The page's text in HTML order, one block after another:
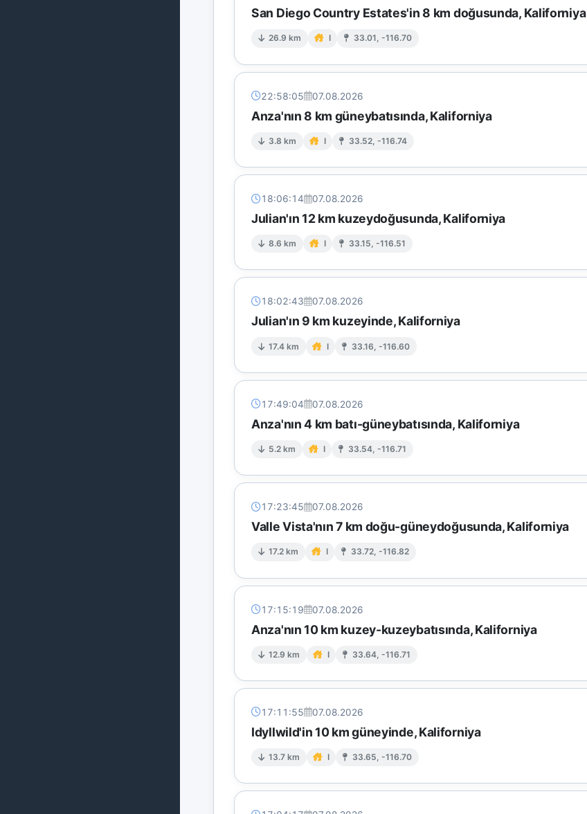
San Diego Country Estates'in 8 km doğusunda, Kaliforniya
26.9 km I 33.01, -116.70
22:58:05 07.08.2026
Anza'nın 8 km güneybatısında, Kaliforniya
3.8 km I 33.52, -116.74
18:06:14 07.08.2026
Julian'ın 12 km kuzeydoğusunda, Kaliforniya
8.6 km I 33.15, -116.51
18:02:43 07.08.2026
Julian'ın 9 km kuzeyinde, Kaliforniya
17.4 km I 33.16, -116.60
17:49:04 07.08.2026
Anza'nın 4 km batı-güneybatısında, Kaliforniya
5.2 km I 33.54, -116.71
17:23:45 07.08.2026
Valle Vista'nın 7 km doğu-güneydoğusunda, Kaliforniya
17.2 km I 33.72, -116.82
17:15:19 07.08.2026
Anza'nın 10 km kuzey-kuzeybatısında, Kaliforniya
12.9 km I 33.64, -116.71
17:11:55 07.08.2026
Idyllwild'in 10 km güneyinde, Kaliforniya
13.7 km I 33.65, -116.70